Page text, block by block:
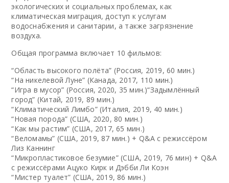
экологических и социальных проблемах, как
климатическая миграция, доступ к услугам
водоснабжения и санитарии, а также загрязнение
воздуха.
Общая программа включает 10 фильмов:
“Область высокого полёта” (Россия, 2019, 60 мин.)
“На никелевой Луне” (Канада, 2017, 110 мин.)
“Игра в мусор” (Россия, 2020, 35 мин.)“Задымлённый
город” (Китай, 2019, 89 мин.)
“Климатический Лимбо” (Италия, 2019, 40 мин.)
“Новая порода” (США, 2020, 80 мин.)
“Как мы растим” (США, 2017, 65 мин.)
“Веломамы” (США, 2019, 87 мин.) + Q&A с режиссёром
Лиз Каннинг
“Микропластиковое безумие” (США, 2019, 76 мин) + Q&A
с режиссёрами Ацуко Кирк и Дэбби Ли Коэн
“Мистер туалет” (США, 2019, 86 мин.)